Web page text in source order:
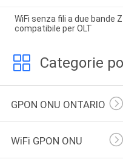
WiFi senza fili a due bande
compatibile per OLT
Categorie
GPON ONU ONTARIO
WiFi GPON ONU